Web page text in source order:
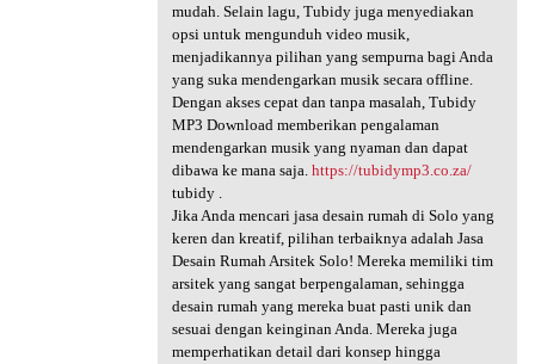
mudah. Selain lagu, Tubidy juga menyediakan
opsi untuk mengunduh video musik,
menjadikannya pilihan yang sempurna bagi Anda
yang suka mendengarkan musik secara offline.
Dengan akses cepat dan tanpa masalah, Tubidy
MP3 Download memberikan pengalaman
mendengarkan musik yang nyaman dan dapat
dibawa ke mana saja. https://tubidymp3.co.za/
tubidy .
Jika Anda mencari jasa desain rumah di Solo yang
keren dan kreatif, pilihan terbaiknya adalah Jasa
Desain Rumah Arsitek Solo! Mereka memiliki tim
arsitek yang sangat berpengalaman, sehingga
desain rumah yang mereka buat pasti unik dan
sesuai dengan keinginan Anda. Mereka juga
memperhatikan detail dari konsep hingga